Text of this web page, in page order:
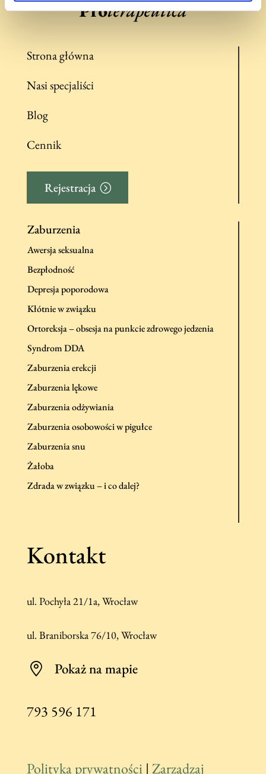
Strona główna
Nasi specjaliści
Blog
Cennik
Rejestracja
Zaburzenia
Awersja seksualna
Bezpłodność
Depresja poporodowa
Kłótnie w związku
Ortoreksja – obsesja na punkcie zdrowego jedzenia
Syndrom DDA
Zaburzenia erekcji
Zaburzenia lękowe
Zaburzenia odżywiania
Zaburzenia osobowości w pigułce
Zaburzenia snu
Żałoba
Zdrada w związku – i co dalej?
Kontakt
ul. Pochyła 21/1a, Wrocław
ul. Braniborska 76/10, Wrocław
Pokaż na mapie
793 596 171
Polityka prywatności| Zarządzaj